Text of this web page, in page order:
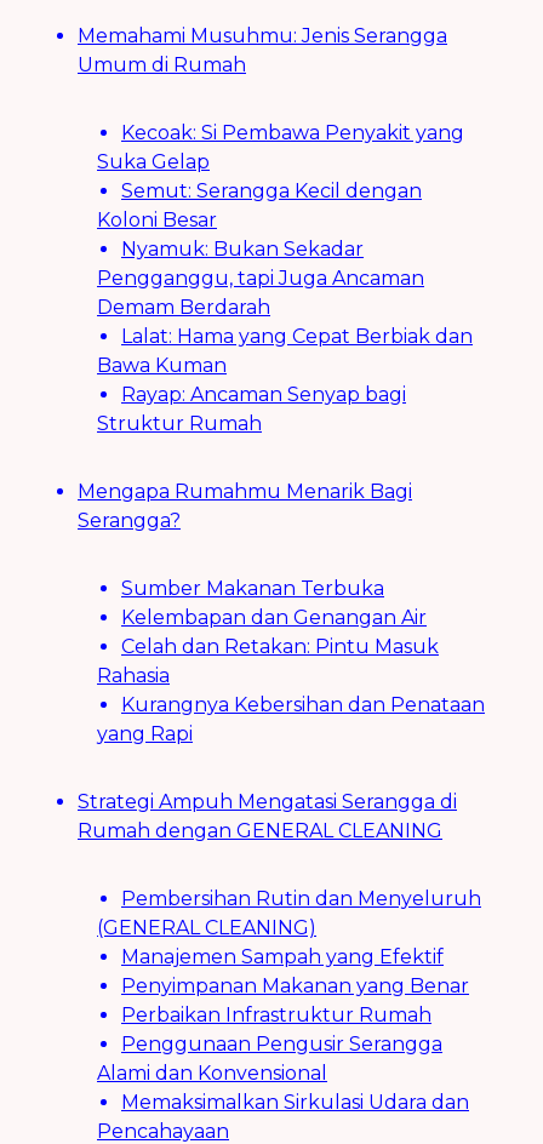
Memahami Musuhmu: Jenis Serangga
Umum di Rumah
Kecoak: Si Pembawa Penyakit yang
Suka Gelap
Semut: Serangga Kecil dengan
Koloni Besar
Nyamuk: Bukan Sekadar
Pengganggu, tapi Juga Ancaman
Demam Berdarah
Lalat: Hama yang Cepat Berbiak dan
Bawa Kuman
Rayap: Ancaman Senyap bagi
Struktur Rumah
Mengapa Rumahmu Menarik Bagi
Serangga?
Sumber Makanan Terbuka
Kelembapan dan Genangan Air
Celah dan Retakan: Pintu Masuk
Rahasia
Kurangnya Kebersihan dan Penataan
yang Rapi
Strategi Ampuh Mengatasi Serangga di
Rumah dengan GENERAL CLEANING
Pembersihan Rutin dan Menyeluruh
(GENERAL CLEANING)
Manajemen Sampah yang Efektif
Penyimpanan Makanan yang Benar
Perbaikan Infrastruktur Rumah
Penggunaan Pengusir Serangga
Alami dan Konvensional
Memaksimalkan Sirkulasi Udara dan
Pencahayaan